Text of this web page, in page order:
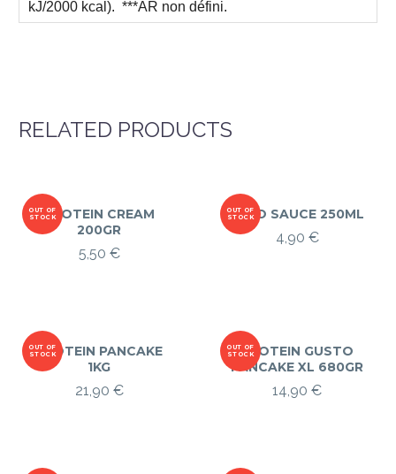
kJ/2000 kcal). ***AR non défini.
RELATED PRODUCTS
OUT OF
STOCKPROTEIN CREAM
200GR
5,50 €
OUT OF
STOCK
ZÉRO SAUCE 250ML
4,90 €
OUT OF
STOCK
PROTEIN PANCAKE
1KG
21,90 €
OUT OF
STOCKPROTEIN GUSTO
PANCAKE XL 680GR
14,90 €